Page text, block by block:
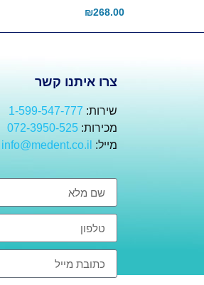
₪268.00
צרו איתנו קשר
שירות: 1-599-547-777
מכירות: 072-3950-525
מייל: info@medent.co.il